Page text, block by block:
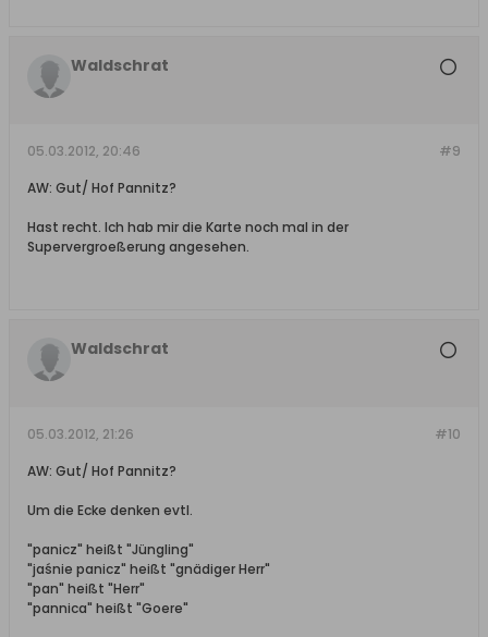
Waldschrat
#9
05.03.2012, 20:46
AW: Gut/ Hof Pannitz?
Hast recht. Ich hab mir die Karte noch mal in der
Supervergroeßerung angesehen.
Waldschrat
#10
05.03.2012, 21:26
AW: Gut/ Hof Pannitz?
Um die Ecke denken evtl.
"panicz" heißt "Jüngling"
"jaśnie panicz" heißt "gnädiger Herr"
"pan" heißt "Herr"
"pannica" heißt "Goere"